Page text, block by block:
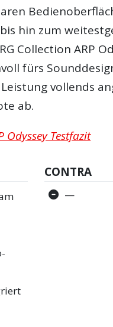
hin zum
Collection ARP
fürs
vollends
ab.
Testfazit
CONTRA
—